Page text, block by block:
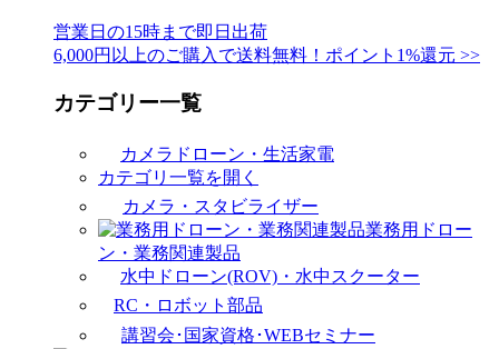
営業日の15時まで即日出荷
6,000円以上のご購入で送料無料！ポイント1%還元 >>
カテゴリー一覧
カメラドローン・生活家電
カテゴリ一覧を開く
カメラ・スタビライザー
業務用ドロー
ン・業務関連製品
水中ドローン(ROV)・水中スクーター
RC・ロボット部品
講習会･国家資格･WEBセミナー